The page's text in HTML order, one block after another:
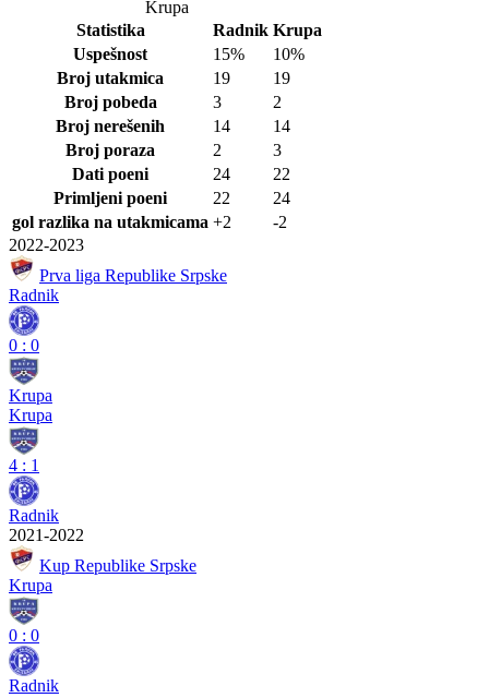
Krupa
Statistika
Radnik Krupa
Uspešnost
15%
10%
Broj utakmica
19
19
Broj pobeda
3
2
Broj nerešenih
14
14
Broj poraza
2
3
Dati poeni
24
22
Primljeni poeni
22
24
gol razlika na utakmicama +2
-2
2022-2023
Prva liga Republike Srpske
Radnik
0 : 0
Krupa
Krupa
4 : 1
Radnik
2021-2022
Kup Republike Srpske
Krupa
0 : 0
Radnik